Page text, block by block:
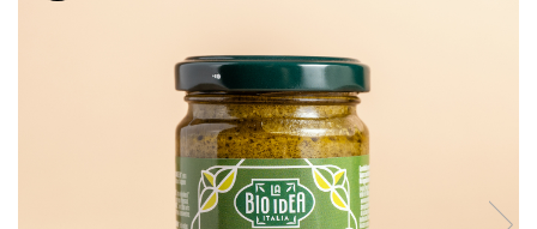
BĂUTURI / LAPTE VEGETAL
CREME ȘI PASTE TARTINABILE